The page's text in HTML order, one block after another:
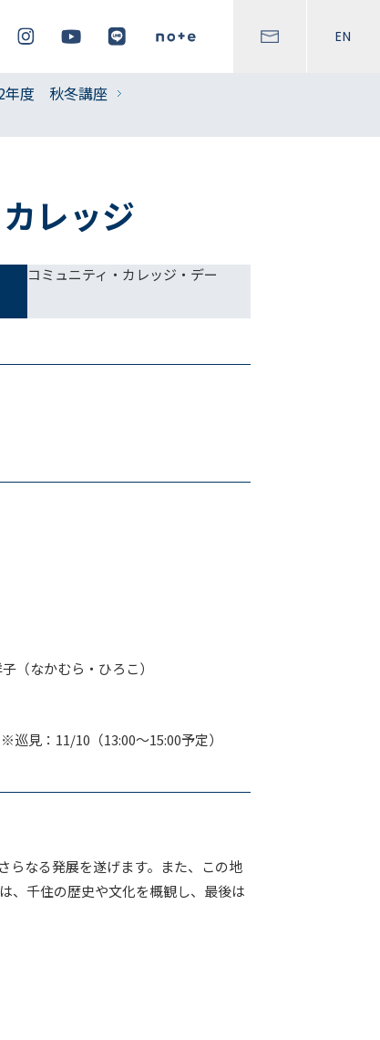
EN
年度 秋冬講座
レッジ
コミュニティ・カレッジ・デー
かむら・ひろこ）
：11/10（13:00〜15:00予定）
らなる発展を遂げます。また、この地
、千住の歴史や文化を概観し、最後は